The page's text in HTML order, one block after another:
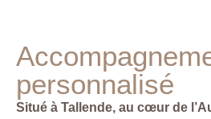
personnalisé
Situé à Tallende, au cœur de